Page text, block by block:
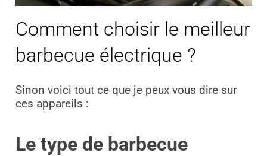
Comment choisir le meilleur
barbecue électrique ?
Sinon voici tout ce que je peux vous dire sur
ces appareils :
Le type de barbecue